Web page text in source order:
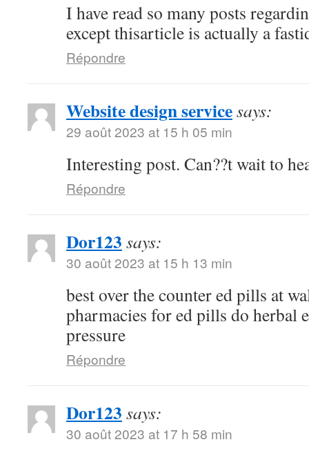
I have read so many posts
except thisarticle is actually a
Répondre
Website design servicesays:
29 août 2023 at 15 h 05 min
Interesting post. Can??t wait to
Répondre
Dor123 says:
30 août 2023 at 15 h 13 min
best over the counter ed pills at
pharmacies for ed pills do herbal
pressure
Répondre
Dor123 says:
30 août 2023 at 17 h 58 min